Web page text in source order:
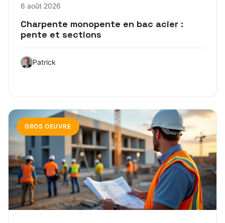
6 août 2026
Charpente monopente en bac acier :
pente et sections
Patrick
GROS OEUVRE